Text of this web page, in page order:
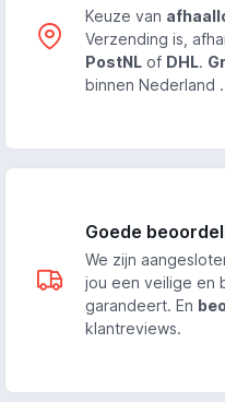
Keuze van
Verzending is,
PostNL of DHL.
binnen Nederland .
Goede
We zijn
jou een veilige en
garandeert. En
klantreviews.